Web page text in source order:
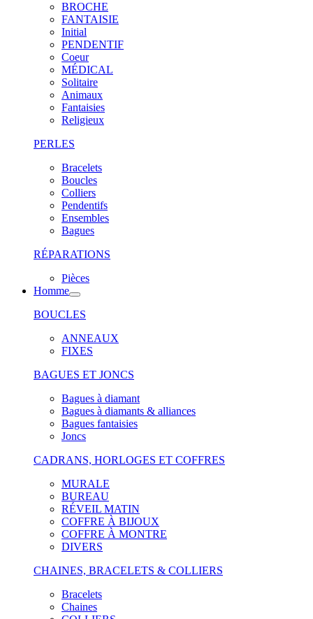
BROCHE
FANTAISIE
Initial
PENDENTIF
Coeur
MÉDICAL
Solitaire
Animaux
Fantaisies
Religieux
PERLES
Bracelets
Boucles
Colliers
Pendentifs
Ensembles
Bagues
RÉPARATIONS
Pièces
Homme
BOUCLES
ANNEAUX
FIXES
BAGUES ET JONCS
Bagues à diamant
Bagues à diamants & alliances
Bagues fantaisies
Joncs
CADRANS, HORLOGES ET COFFRES
MURALE
BUREAU
RÉVEIL MATIN
COFFRE À BIJOUX
COFFRE À MONTRE
DIVERS
CHAINES, BRACELETS & COLLIERS
Bracelets
Chaines